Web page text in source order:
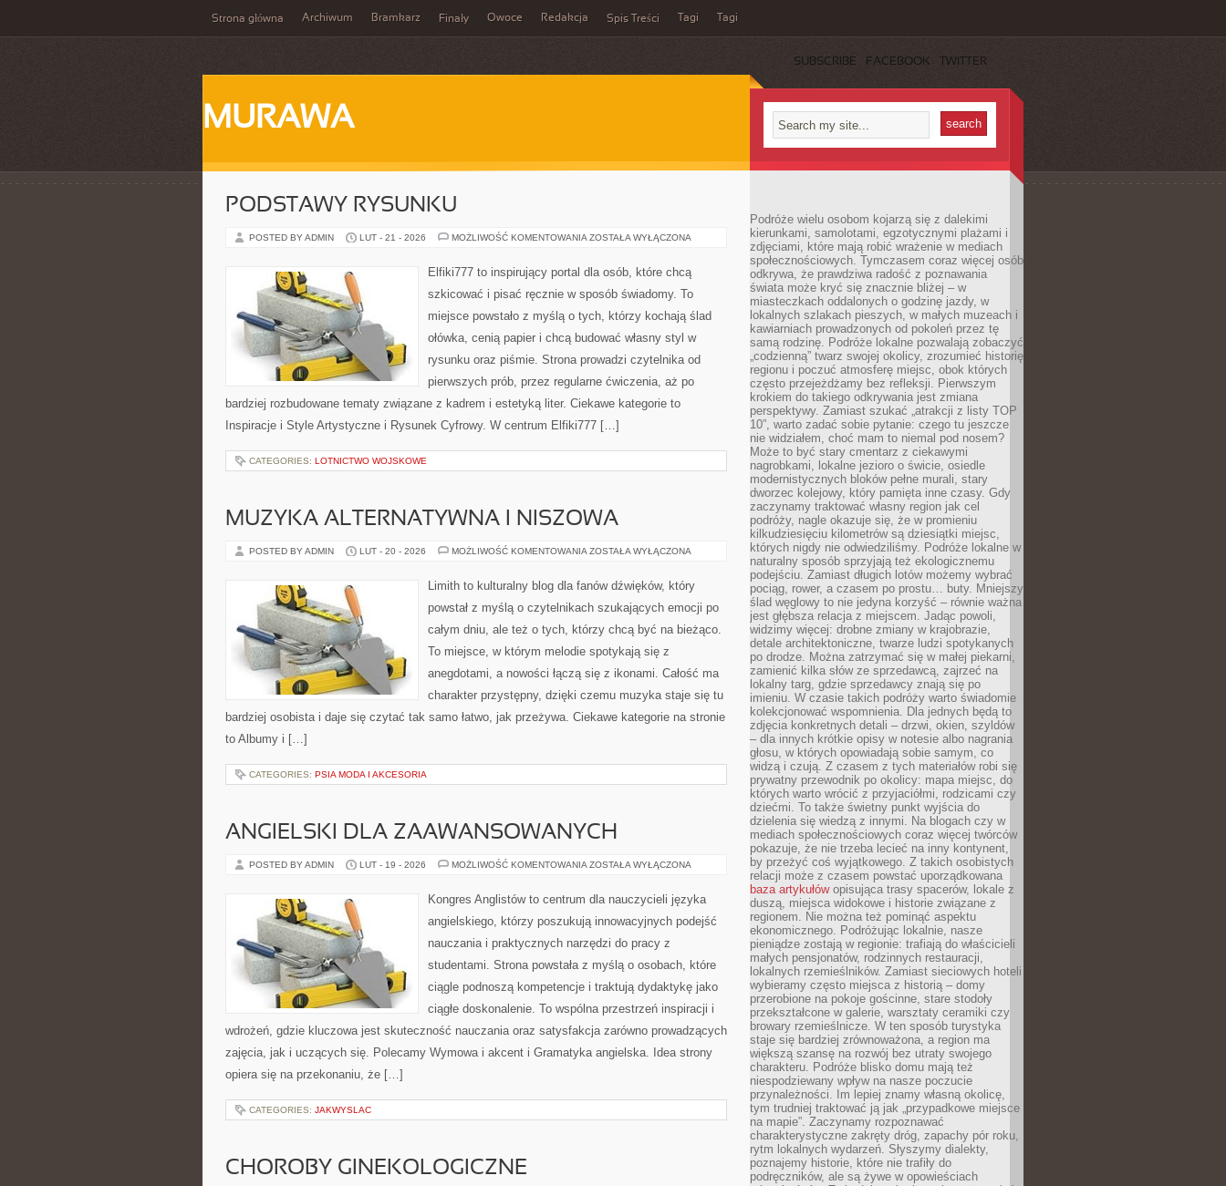
Strona główna Archiwum Bramkarz Finały Owoce Redakcja Spis Treści Tagi Tagi
SUBSCRIBE FACEBOOK TWITTER
MURAWA
PODSTAWY RYSUNKU
POSTED BY ADMIN LUT - 21 - 2026 MOŻLIWOŚĆ KOMENTOWANIA PODSTAWY
ZOSTAŁA WYŁĄCZONA
Elfiki777 to inspirujący portal dla osób, które chcą
szkicować i pisać ręcznie w sposób świadomy. To
miejsce powstało z myślą o tych, którzy kochają ślad
ołówka, cenią papier i chcą budować własny styl w
rysunku oraz piśmie. Strona prowadzi czytelnika od
pierwszych prób, przez regularne ćwiczenia, aż po
bardziej rozbudowane tematy związane z kadrem i estetyką liter. Ciekawe kategorie to
Inspiracje i Style Artystyczne i Rysunek Cyfrowy. W centrum Elfiki777 […]
CATEGORIES: LOTNICTWO WOJSKOWE
MUZYKA ALTERNATYWNA I NISZOWA
POSTED BY ADMIN LUT - 20 - 2026 MOŻLIWOŚĆ KOMENTOWANIA MUZYKA
NISZOWA
ZOSTAŁA WYŁĄCZONA
Limith to kulturalny blog dla fanów dźwięków, który
powstał z myślą o czytelnikach szukających emocji po
całym dniu, ale też o tych, którzy chcą być na bieżąco.
To miejsce, w którym melodie spotykają się z
anegdotami, a nowości łączą się z ikonami. Całość ma
charakter przystępny, dzięki czemu muzyka staje się tu
bardziej osobista i daje się czytać tak samo łatwo, jak przeżywa. Ciekawe kategorie na stronie
to Albumy i […]
CATEGORIES: PSIA MODA I AKCESORIA
ANGIELSKI DLA ZAAWANSOWANYCH
POSTED BY ADMIN LUT - 19 - 2026 MOŻLIWOŚĆ KOMENTOWANIA ANGIELSKI
ZOSTAŁA WYŁĄCZONA
Kongres Anglistów to centrum dla nauczycieli języka
angielskiego, którzy poszukują innowacyjnych podejść
nauczania i praktycznych narzędzi do pracy z
studentami. Strona powstała z myślą o osobach, które
ciągle podnoszą kompetencje i traktują dydaktykę jako
ciągłe doskonalenie. To wspólna przestrzeń inspiracji i
wdrożeń, gdzie kluczowa jest skuteczność nauczania oraz satysfakcja zarówno prowadzących
zajęcia, jak i uczących się. Polecamy Wymowa i akcent i Gramatyka angielska. Idea strony
opiera się na przekonaniu, że […]
CATEGORIES: JAKWYSLAC
CHOROBY GINEKOLOGICZNE
Podróże wielu osobom kojarzą się z dalekimi
kierunkami, samolotami, egzotycznymi plażami i
zdjęciami, które mają robić wrażenie w mediach
społecznościowych. Tymczasem coraz więcej osób
odkrywa, że prawdziwa radość z poznawania
świata może kryć się znacznie bliżej – w
miasteczkach oddalonych o godzinę jazdy, w
lokalnych szlakach pieszych, w małych muzeach i
kawiarniach prowadzonych od pokoleń przez tę
samą rodzinę. Podróże lokalne pozwalają zobaczyć
„codzienną” twarz swojej okolicy, zrozumieć historię
regionu i poczuć atmosferę miejsc, obok których
często przejeżdżamy bez refleksji. Pierwszym
krokiem do takiego odkrywania jest zmiana
perspektywy. Zamiast szukać „atrakcji z listy TOP
10”, warto zadać sobie pytanie: czego tu jeszcze
nie widziałem, choć mam to niemal pod nosem?
Może to być stary cmentarz z ciekawymi
nagrobkami, lokalne jezioro o świcie, osiedle
modernistycznych bloków pełne murali, stary
dworzec kolejowy, który pamięta inne czasy. Gdy
zaczynamy traktować własny region jak cel
podróży, nagle okazuje się, że w promieniu
kilkudziesięciu kilometrów są dziesiątki miejsc,
których nigdy nie odwiedziliśmy. Podróże lokalne w
naturalny sposób sprzyjają też ekologicznemu
podejściu. Zamiast długich lotów możemy wybrać
pociąg, rower, a czasem po prostu… buty. Mniejszy
ślad węglowy to nie jedyna korzyść – równie ważna
jest głębsza relacja z miejscem. Jadąc powoli,
widzimy więcej: drobne zmiany w krajobrazie,
detale architektoniczne, twarze ludzi spotykanych
po drodze. Można zatrzymać się w małej piekarni,
zamienić kilka słów ze sprzedawcą, zajrzeć na
lokalny targ, gdzie sprzedawcy znają się po
imieniu. W czasie takich podróży warto świadomie
kolekcjonować wspomnienia. Dla jednych będą to
zdjęcia konkretnych detali – drzwi, okien, szyldów
– dla innych krótkie opisy w notesie albo nagrania
głosu, w których opowiadają sobie samym, co
widzą i czują. Z czasem z tych materiałów robi się
prywatny przewodnik po okolicy: mapa miejsc, do
których warto wrócić z przyjaciółmi, rodzicami czy
dziećmi. To także świetny punkt wyjścia do
dzielenia się wiedzą z innymi. Na blogach czy w
mediach społecznościowych coraz więcej twórców
pokazuje, że nie trzeba lecieć na inny kontynent,
by przeżyć coś wyjątkowego. Z takich osobistych
relacji może z czasem powstać uporządkowana
baza artykułówopisująca trasy spacerów, lokale z
duszą, miejsca widokowe i historie związane z
regionem. Nie można też pominąć aspektu
ekonomicznego. Podróżując lokalnie, nasze
pieniądze zostają w regionie: trafiają do właścicieli
małych pensjonatów, rodzinnych restauracji,
lokalnych rzemieślników. Zamiast sieciowych hoteli
wybieramy często miejsca z historią – domy
przerobione na pokoje gościnne, stare stodoły
przekształcone w galerie, warsztaty ceramiki czy
browary rzemieślnicze. W ten sposób turystyka
staje się bardziej zrównoważona, a region ma
większą szansę na rozwój bez utraty swojego
charakteru. Podróże blisko domu mają też
niespodziewany wpływ na nasze poczucie
przynależności. Im lepiej znamy własną okolicę,
tym trudniej traktować ją jak „przypadkowe miejsce
na mapie”. Zaczynamy rozpoznawać
charakterystyczne zakręty dróg, zapachy pór roku,
rytm lokalnych wydarzeń. Słyszymy dialekty,
poznajemy historie, które nie trafiły do
podręczników, ale są żywe w opowieściach